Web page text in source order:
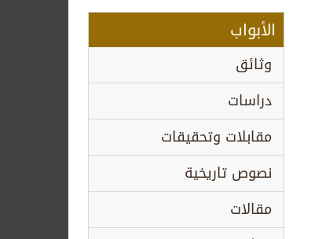
الأبواب
وثائق
دراسات
مقابلات وتحقيقات
نصوص تاريخية
مقالات